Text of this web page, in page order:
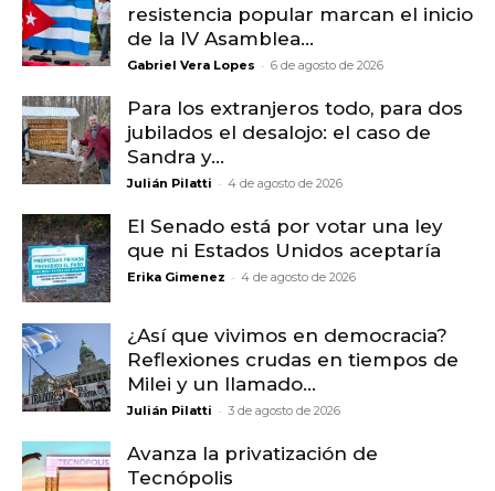
resistencia popular marcan el inicio
de la IV Asamblea...
Gabriel Vera Lopes - 6 de agosto de 2026
Para los extranjeros todo, para dos
jubilados el desalojo: el caso de
Sandra y...
Julián Pilatti - 4 de agosto de 2026
El Senado está por votar una ley
que ni Estados Unidos aceptaría
Erika Gimenez - 4 de agosto de 2026
¿Así que vivimos en democracia?
Reflexiones crudas en tiempos de
Milei y un llamado...
Julián Pilatti - 3 de agosto de 2026
Avanza la privatización de
Tecnópolis